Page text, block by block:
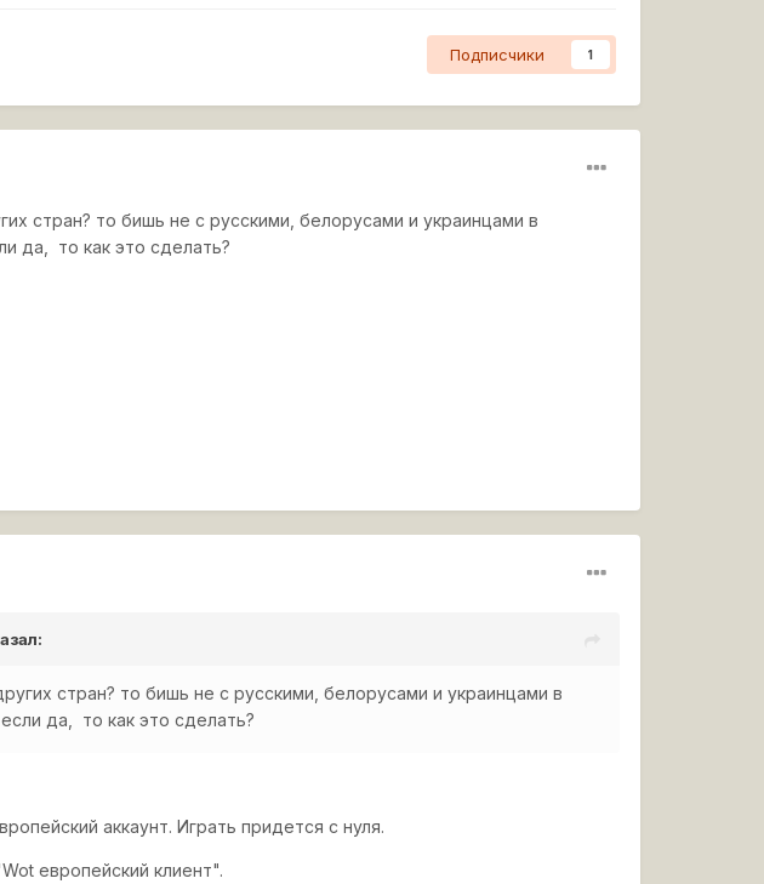
Подписчики 1
стран? то бишь не с русскими, белорусами и украинцами в
да, то как это сделать?
стран? то бишь не с русскими, белорусами и украинцами в
да, то как это сделать?
аккаунт. Играть придется с нуля.
европейский клиент".